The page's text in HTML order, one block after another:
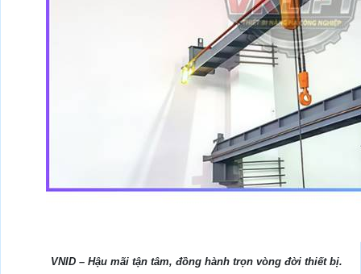
VNID – Hậu mãi tận tâm, đồng hành trọn vòng đời thiết bị.